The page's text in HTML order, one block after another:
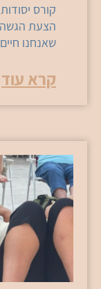
קורס
הצעת
שאנחנו
קרא עוד